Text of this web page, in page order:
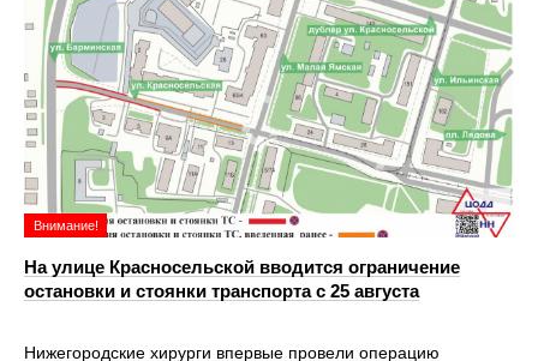
Внимание!
На улице Красносельской вводится ограничение
остановки и стоянки транспорта с 25 августа
Нижегородские хирурги впервые провели операцию